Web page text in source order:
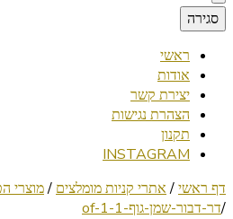
Revital B.✨Shopipal
✦ Beauty ✦ Vegan ✦ Travel
סגירה
ראשי
אודות
יצירת קשר
הצהרת נגישות
תקנון
INSTAGRAM
דף ראשי/ אתרי קניות מומלצים /מוצרי
/דר-דבור-שמן-גוף-1-of-1